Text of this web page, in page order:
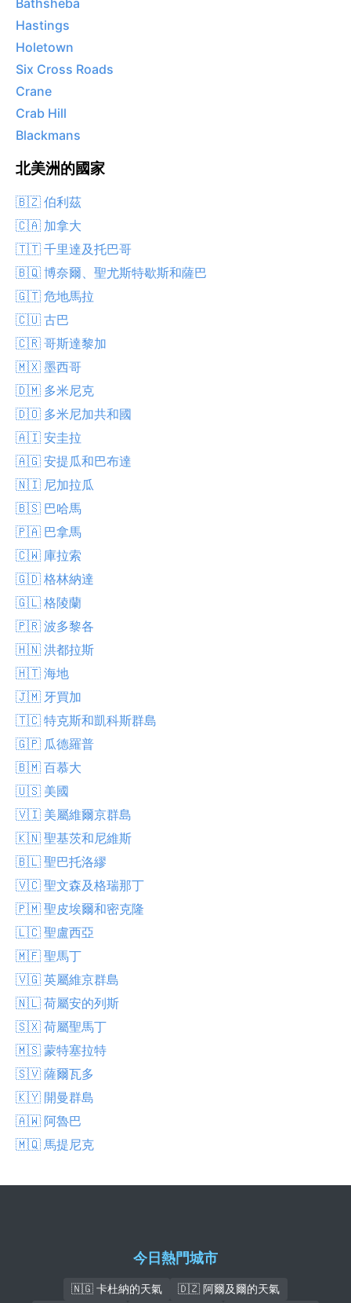
Bathsheba
Hastings
Holetown
Six Cross Roads
Crane
Crab Hill
Blackmans
北美洲的國家
🇧🇿 伯利茲
🇨🇦 加拿大
🇹🇹 千里達及托巴哥
🇧🇶 博奈爾、聖尤斯特歇斯和薩巴
🇬🇹 危地馬拉
🇨🇺 古巴
🇨🇷 哥斯達黎加
🇲🇽 墨西哥
🇩🇲 多米尼克
🇩🇴 多米尼加共和國
🇦🇮 安圭拉
🇦🇬 安提瓜和巴布達
🇳🇮 尼加拉瓜
🇧🇸 巴哈馬
🇵🇦 巴拿馬
🇨🇼 庫拉索
🇬🇩 格林納達
🇬🇱 格陵蘭
🇵🇷 波多黎各
🇭🇳 洪都拉斯
🇭🇹 海地
🇯🇲 牙買加
🇹🇨 特克斯和凱科斯群島
🇬🇵 瓜德羅普
🇧🇲 百慕大
🇺🇸 美國
🇻🇮 美屬維爾京群島
🇰🇳 聖基茨和尼維斯
🇧🇱 聖巴托洛繆
🇻🇨 聖文森及格瑞那丁
🇵🇲 聖皮埃爾和密克隆
🇱🇨 聖盧西亞
🇲🇫 聖馬丁
🇻🇬 英屬維京群島
🇳🇱 荷屬安的列斯
🇸🇽 荷屬聖馬丁
🇲🇸 蒙特塞拉特
🇸🇻 薩爾瓦多
🇰🇾 開曼群島
🇦🇼 阿魯巴
🇲🇶 馬提尼克
今日熱門城市
🇳🇬 卡杜納的天氣
🇩🇿 阿爾及爾的天氣